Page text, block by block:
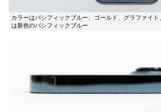
カラーはパシフィックブルー、ゴールド、グラファイ
は新色のパシフィックブルー